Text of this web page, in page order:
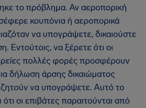
το πρόβλημα. Αν αεροπορική
κουπόνια ή αεροπορικά
να υπογράψετε, δικαιούστε
Εντούτοις, να ξέρετε ότι οι
πολλές φορές προσφέρουν
δήλωση άρσης δικαιώματος
να υπογράψετε. Αυτό το
οι επιβάτες παραιτούνται από